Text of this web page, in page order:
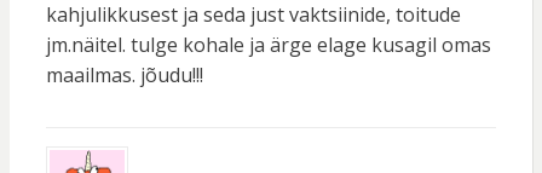
kahjulikkusest ja seda just vaktsiinide, toitude
jm.näitel. tulge kohale ja ärge elage kusagil omas
maailmas. jõudu!!!